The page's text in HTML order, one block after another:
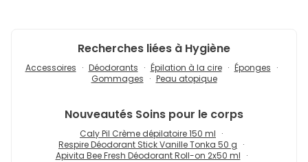
Recherches liées à Hygiène
Accessoires Déodorants Épilation à la cire
Éponges
Gommages
Peau atopique
Nouveautés Soins pour le corps
Caly Pil Crème dépilatoire 150 ml
Respire Déodorant Stick Vanille Tonka 50 g
Apivita Bee Fresh Déodorant Roll-on 2x50 ml